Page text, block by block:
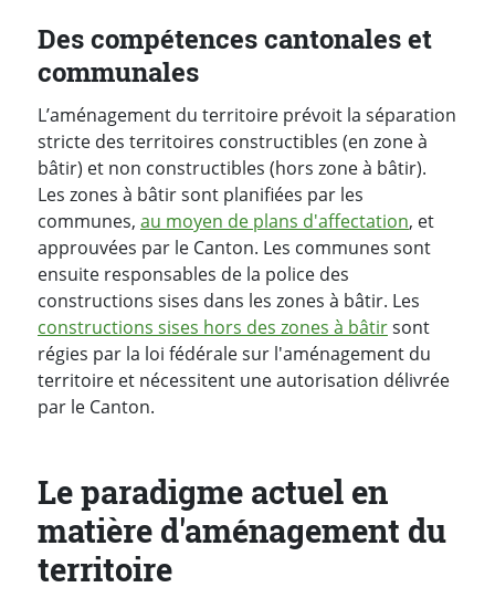
Des compétences cantonales et
communales
L’aménagement du territoire prévoit la séparation
stricte des territoires constructibles (en zone à
bâtir) et non constructibles (hors zone à bâtir).
Les zones à bâtir sont planifiées par les
communes, au moyen de plans d'affectation, et
approuvées par le Canton. Les communes sont
ensuite responsables de la police des
constructions sises dans les zones à bâtir. Les
constructions sises hors des zones à bâtirsont
régies par la loi fédérale sur l'aménagement du
territoire et nécessitent une autorisation délivrée
par le Canton.
Le paradigme actuel en
matière d'aménagement du
territoire